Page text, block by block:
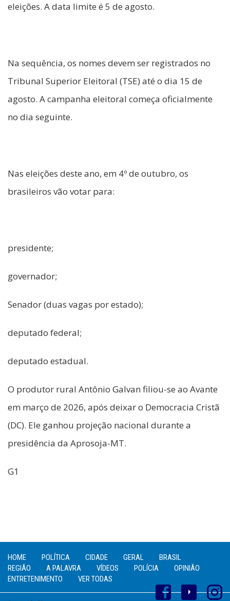
eleições. A data limite é 5 de agosto.
Na sequência, os nomes devem ser registrados no
Tribunal Superior Eleitoral (TSE) até o dia 15 de
agosto. A campanha eleitoral começa oficialmente
no dia seguinte.
Nas eleições deste ano, em 4º de outubro, os
brasileiros vão votar para:
presidente;
governador;
Senador (duas vagas por estado);
deputado federal;
deputado estadual.
O produtor rural Antônio Galvan filiou-se ao Avante
em março de 2026, após deixar o Democracia Cristã
(DC). Ele ganhou projeção nacional durante a
presidência da Aprosoja-MT.
G1
HOME POLÍTICA CIDADE GERAL
BRASIL
REGIÃO
A PALAVRA VÍDEOS POLÍCIA
OPINIÃO
ENTRETENIMENTO
VER TODAS